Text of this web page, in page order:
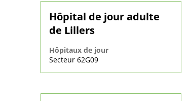
Hôpital de jour adulte
de Lillers
Hôpitaux de jour
Secteur 62G09